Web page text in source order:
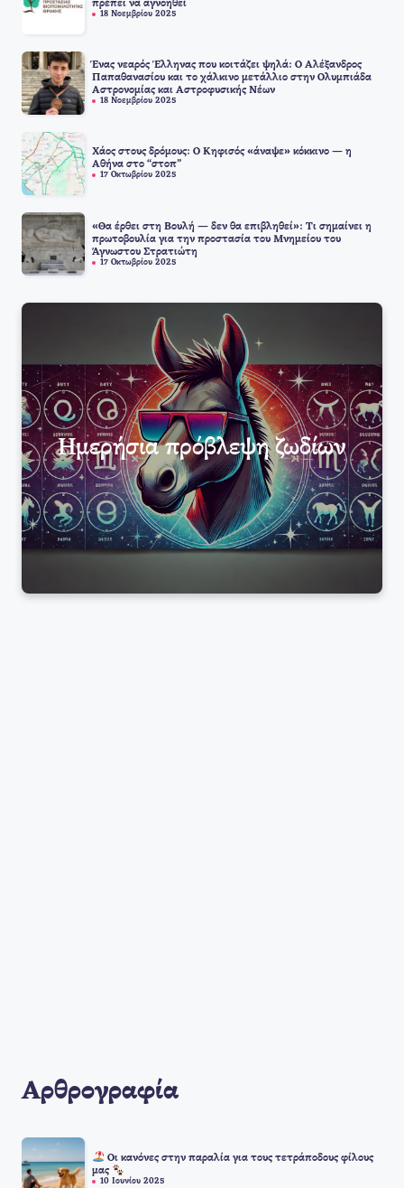
πρέπει να αγνοηθεί
18 Νοεμβρίου 2025
Ένας νεαρός Έλληνας που κοιτάζει ψηλά: Ο Αλέξανδρος
Παπαθανασίου και το χάλκινο μετάλλιο στην Ολυμπιάδα
Αστρονομίας και Αστροφυσικής Νέων
18 Νοεμβρίου 2025
Χάος στους δρόμους: Ο Κηφισός «άναψε» κόκκινο — η
Αθήνα στο “στοπ”
17 Οκτωβρίου 2025
«Θα έρθει στη Βουλή — δεν θα επιβληθεί»: Τι σημαίνει η
πρωτοβουλία για την προστασία του Μνημείου του
Άγνωστου Στρατιώτη
17 Οκτωβρίου 2025
Ημερήσια πρόβλεψη ζωδίων
Αρθρογραφία
Οι κανόνες στην παραλία για τους τετράποδους φίλους
μας
10 Ιουνίου 2025